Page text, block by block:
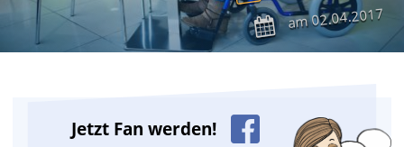
am02.04.2017
Jetzt Fan werden!